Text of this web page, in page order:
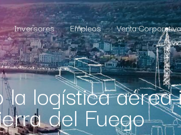
Inversores Empleos Venta Corporativa
logística aérea
del Fuego